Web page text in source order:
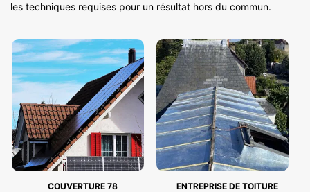
les techniques requises pour un résultat hors du commun.
COUVERTURE 78 ENTREPRISE DE TOITURE